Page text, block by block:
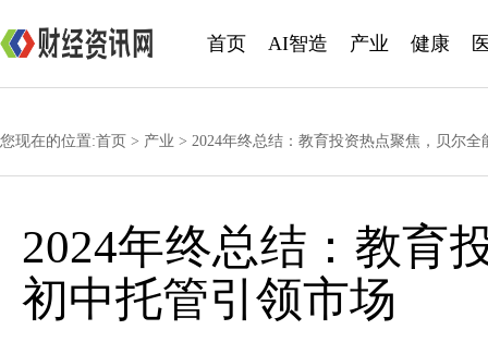
首页 AI智造 产业 健康
您现在的位置:首页 > 产业 > 2024年终总结：教育投资热点聚焦，贝尔
2024年终总结：教育
初中托管引领市场